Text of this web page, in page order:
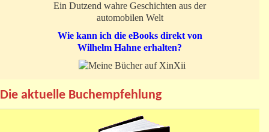
Ein Dutzend wahre Geschichten aus der
automobilen Welt
Wie kann ich die eBooks direkt von
Wilhelm Hahne erhalten?
Die aktuelle Buchempfehlung